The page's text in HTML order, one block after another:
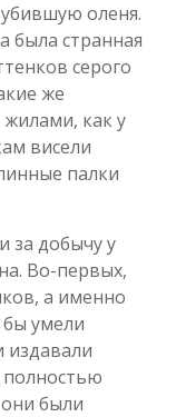
оленя.
была странная
серого
же
как у
висели
палки
за добычу у
Во-первых,
а именно
бы умели
издавали
полностью
были